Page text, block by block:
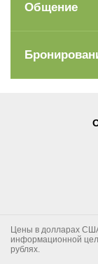
Общение
Цены в долларах
информационной
рублях.